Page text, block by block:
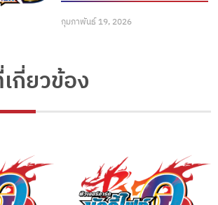
กุมภาพันธ์ 19, 2026
กี่ยวข้อง